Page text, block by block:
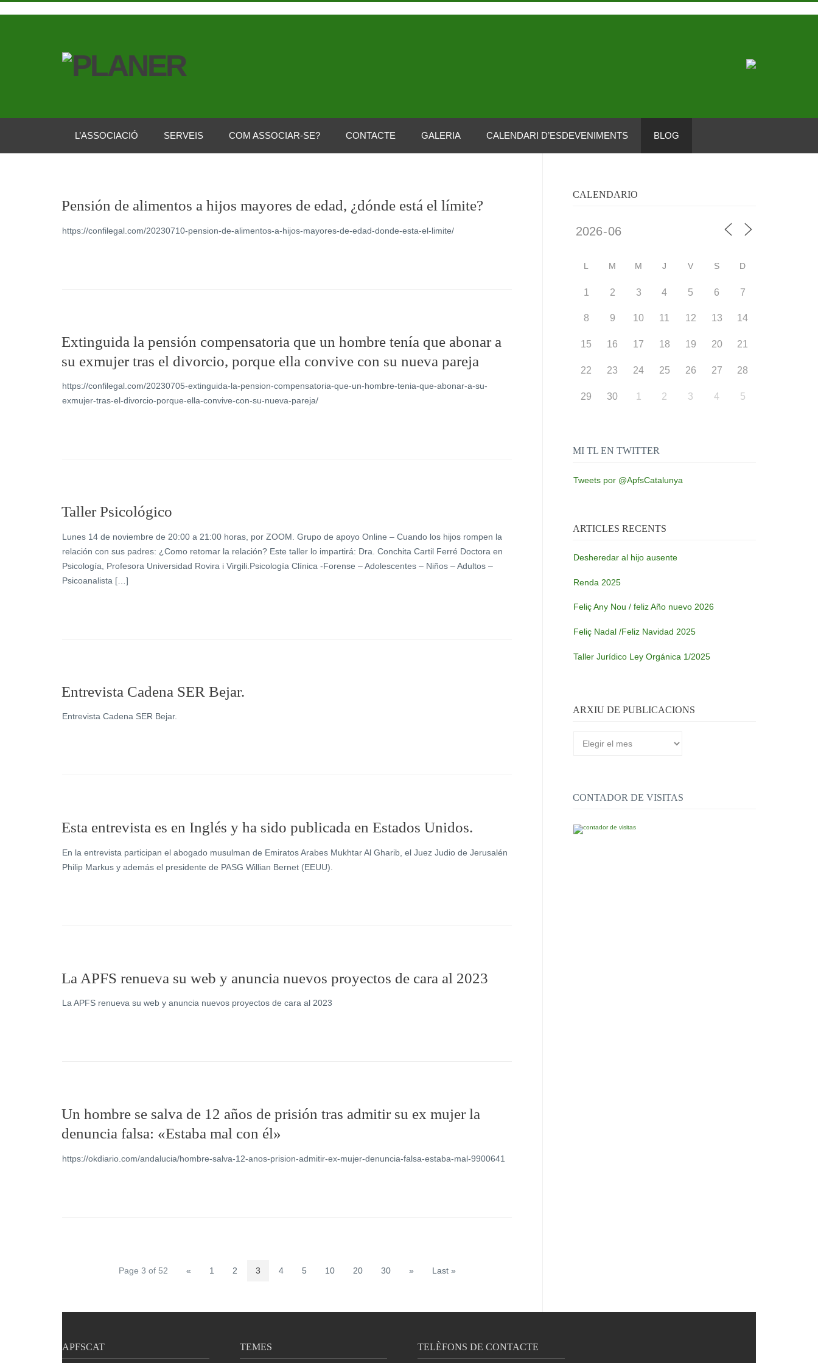
L’ASSOCIACIÓ SERVEIS COM ASSOCIAR-SE? CONTACTE GALERIA CALENDARI D’ESDEVENIMENTS BLOG
Pensión de alimentos a hijos mayores de edad, ¿dónde está el límite?
https://confilegal.com/20230710-pension-de-alimentos-a-hijos-mayores-de-edad-donde-esta-el-limite/
Extinguida la pensión compensatoria que un hombre tenía que abonar a
su exmujer tras el divorcio, porque ella convive con su nueva pareja
https://confilegal.com/20230705-extinguida-la-pension-compensatoria-que-un-hombre-tenia-que-abonar-a-su-
exmujer-tras-el-divorcio-porque-ella-convive-con-su-nueva-pareja/
Taller Psicológico
Lunes 14 de noviembre de 20:00 a 21:00 horas, por ZOOM. Grupo de apoyo Online – Cuando los hijos rompen la
relación con sus padres: ¿Como retomar la relación? Este taller lo impartirá: Dra. Conchita Cartil Ferré Doctora en
Psicología, Profesora Universidad Rovira i Virgili.Psicología Clínica -Forense – Adolescentes – Niños – Adultos –
Psicoanalista […]
Entrevista Cadena SER Bejar.
Entrevista Cadena SER Bejar.
Esta entrevista es en Inglés y ha sido publicada en Estados Unidos.
En la entrevista participan el abogado musulman de Emiratos Arabes Mukhtar Al Gharib, el Juez Judio de Jerusalén
Philip Markus y además el presidente de PASG Willian Bernet (EEUU).
La APFS renueva su web y anuncia nuevos proyectos de cara al 2023
La APFS renueva su web y anuncia nuevos proyectos de cara al 2023
Un hombre se salva de 12 años de prisión tras admitir su ex mujer la
denuncia falsa: «Estaba mal con él»
https://okdiario.com/andalucia/hombre-salva-12-anos-prision-admitir-ex-mujer-denuncia-falsa-estaba-mal-9900641
Page 3 of 52 « 1 2 3 4 5 10 20 30 » Last »
CALENDARIO
L M M J V S D
1 2 3 4 5 6 7
8 9 10 11 12 13 14
15 16 17 18 19 20 21
22 23 24 25 26 27 28
29 30 1 2 3 4 5
MI TL EN TWITTER
Tweets por @ApfsCatalunya
ARTICLES RECENTS
Desheredar al hijo ausente
Renda 2025
Feliç Any Nou / feliz Año nuevo 2026
Feliç Nadal /Feliz Navidad 2025
Taller Jurídico Ley Orgánica 1/2025
ARXIU DE PUBLICACIONS
CONTADOR DE VISITAS
APFSCAT TEMES TELÈFONS DE CONTACTE